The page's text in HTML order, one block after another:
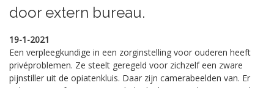
door extern bureau.
19-1-2021
Een verpleegkundige in een zorginstelling voor ouderen heeft
privéproblemen. Ze steelt geregeld voor zichzelf een zware
pijnstiller uit de opiatenkluis. Daar zijn camerabeelden van. Er